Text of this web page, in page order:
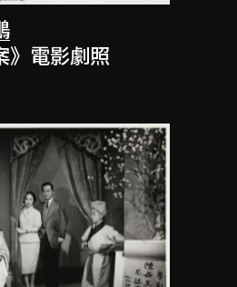
》電影劇照